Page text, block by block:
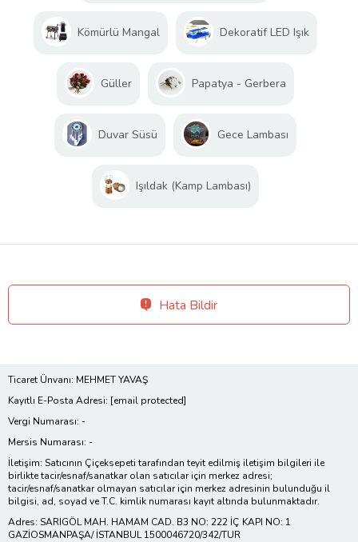
Kömürlü Mangal Dekoratif LED Işık
Güller Papatya - Gerbera
Duvar Süsü Gece Lambası
Işıldak (Kamp Lambası)
Hata Bildir
Ticaret Ünvanı: MEHMET YAVAŞ
Kayıtlı E-Posta Adresi: [email protected]
Vergi Numarası: -
Mersis Numarası: -
İletişim: Satıcının Çiçeksepeti tarafından teyit edilmiş iletişim bilgileri ile
birlikte tacir/esnaf/sanatkar olan satıcılar için merkez adresi;
tacir/esnaf/sanatkar olmayan satıcılar için merkez adresinin bulunduğu il
bilgisi, ad, soyad ve T.C. kimlik numarası kayıt altında bulunmaktadır.
Adres: SARIGÖL MAH. HAMAM CAD. B3 NO: 222 İÇ KAPI NO: 1
GAZİOSMANPAŞA/ İSTANBUL 1500046720/342/TUR